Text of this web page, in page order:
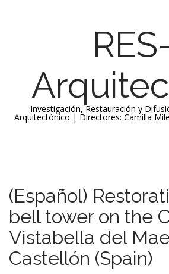
Investigación, Restauración y
Arquitectónico | Directores: Camilla
n
m
e
n
u
t
o
c
o
n
t
(Español)
bell tower on the
Vistabella del
Castellón (Spain)